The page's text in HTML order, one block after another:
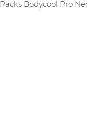
Packs Bodycool Pro